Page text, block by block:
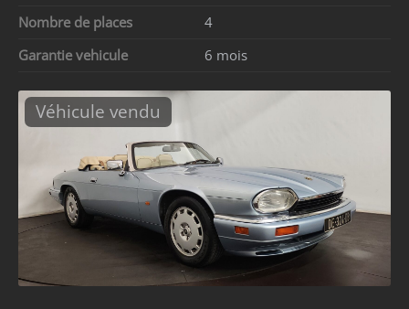
Nombre de places
4
Garantie vehicule
6 mois
Véhicule vendu